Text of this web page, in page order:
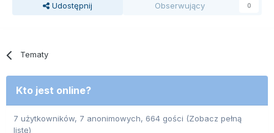
Udostępnij Obserwujący 0
Tematy
Kto jest online?
7 użytkowników, 7 anonimowych, 664 gości (Zobacz pełną
listę)